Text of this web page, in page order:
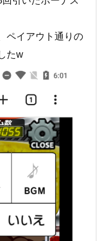
ペイアウト通りの
たw